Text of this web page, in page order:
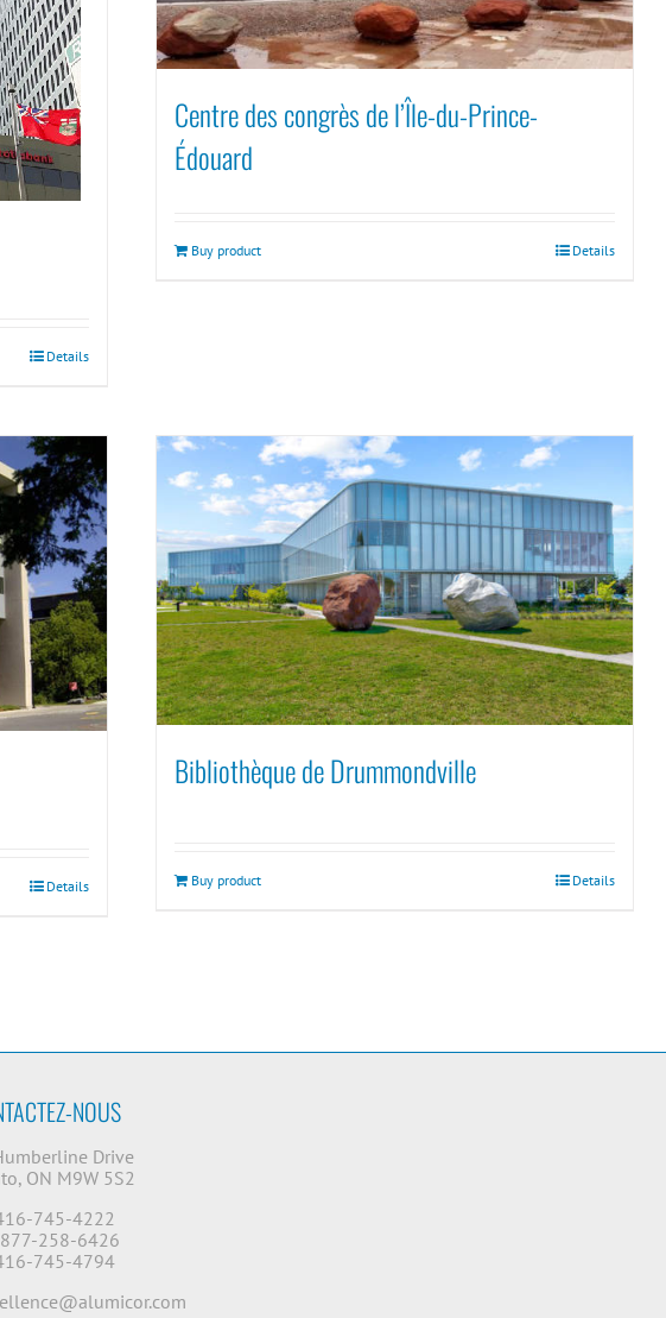
Details
Centre des congrès de l’Île-du-Prince-
Édouard
Buy product Details
Details
Bibliothèque de Drummondville
Buy product Details
NOUS
Drive
ON M9W 5S2
745-4222
877-258-6426
745-4794